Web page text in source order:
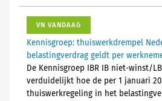
VN VANDAAG
Kennisgroep: thuiswerkdrempel
belastingverdrag geldt per
De Kennisgroep IBR IB niet-winst/
verduidelijkt hoe de per 1 januari
thuiswerkregeling in het